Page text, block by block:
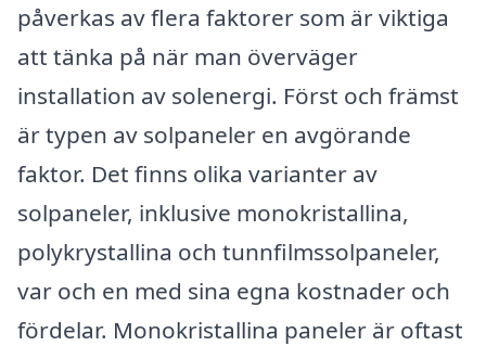
påverkas av flera faktorer som är viktiga
att tänka på när man överväger
installation av solenergi. Först och främst
är typen av solpaneler en avgörande
faktor. Det finns olika varianter av
solpaneler, inklusive monokristallina,
polykrystallina och tunnfilmssolpaneler,
var och en med sina egna kostnader och
fördelar. Monokristallina paneler är oftast